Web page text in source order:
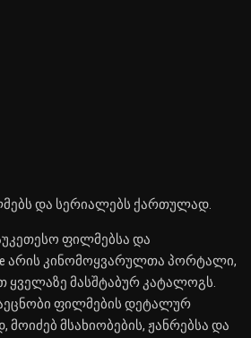
და სერიალებს ქართულად.
ფილმებსა და
არის კინომოყვარულთა პორტალი,
მასშტაბურ კატალოგს.
ფილმების დეტალურ
მსახიობების, ჟანრებსა და